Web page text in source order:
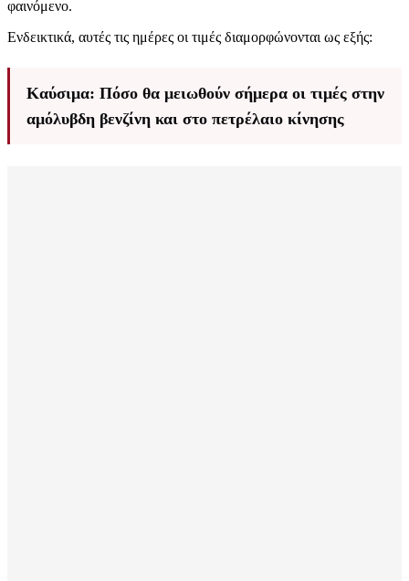
φαινόμενο.
Ενδεικτικά, αυτές τις ημέρες οι τιμές διαμορφώνονται ως εξής:
Καύσιμα: Πόσο θα μειωθούν σήμερα οι τιμές στην
αμόλυβδη βενζίνη και στο πετρέλαιο κίνησης